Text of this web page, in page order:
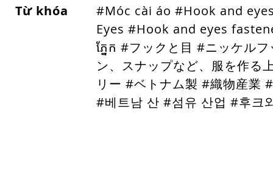
Từ khóa
#Móc cài áo #Hook and
Eyes #Hook and eyes
ភ្នែក #フックと目 #ニッケル
ン、スナップなど、服を作る
リー #ベトナム製 #織物産業
#베트남 산 #섬유 산업 #후크